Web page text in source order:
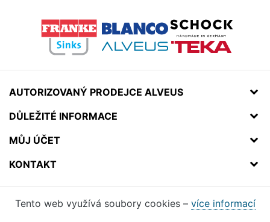
AUTORIZOVANÝ PRODEJCE ALVEUS
DŮLEŽITÉ INFORMACE
MŮJ ÚČET
KONTAKT
Tento web využívá soubory cookies – více informací